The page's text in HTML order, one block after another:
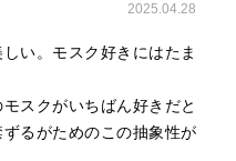
2025.04.28
い。モスク好きにはたま
スクがいちばん好きだと
るがためのこの抽象性が